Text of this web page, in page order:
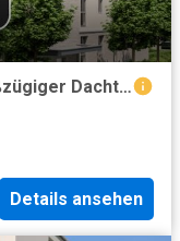
70% verkauft: Penthouse mit großzügiger Dachterrasse – Ihr Rückzugsort auf 131 m²
Details ansehen